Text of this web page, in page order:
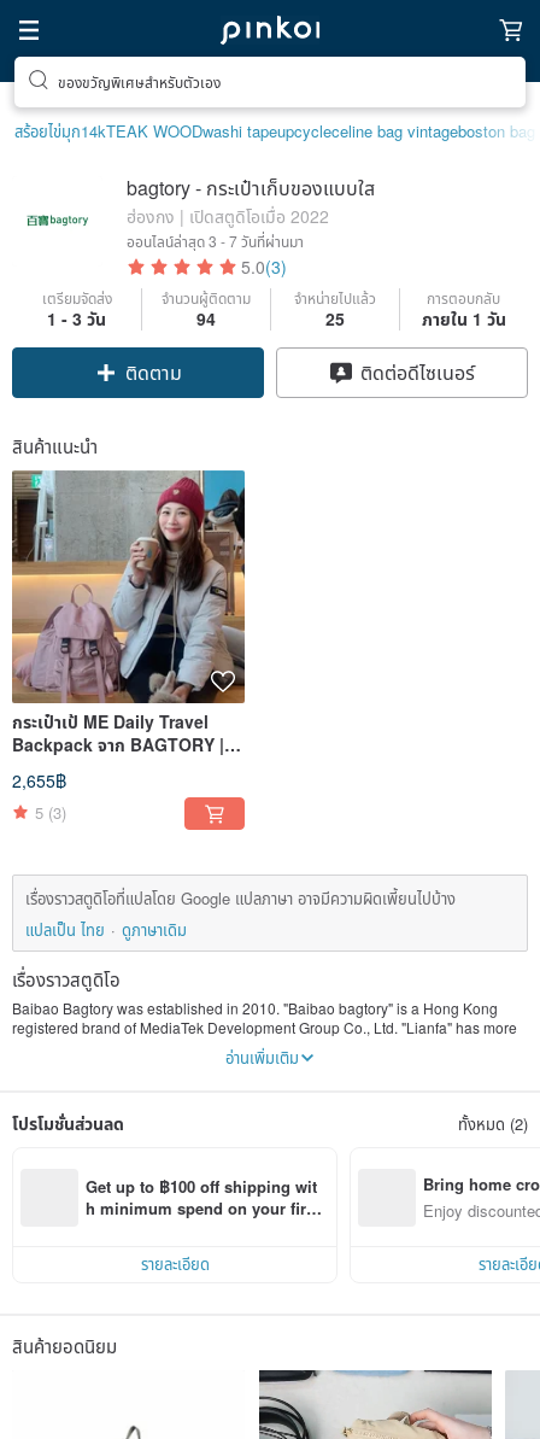
ของขวัญพิเศษสำหรับตัวเอง
สร้อยไข่มุก14kTEAK WOODwashi tapeupcycleceline bag vintageboston bag
bagtory - กระเป๋าเก็บของแบบใส
ฮ่องกง | เปิดสตูดิโอเมื่อ 2022
ออนไลน์ล่าสุด3 - 7 วันที่ผ่านมา
5.0(3)
เตรียมจัดส่ง
1 - 3 วัน
จำนวนผู้ติดตาม
94
จำหน่ายไปแล้ว
25
การตอบกลับ
ภายใน 1 วัน
ติดตาม ติดต่อดีไซเนอร์
สินค้าแนะนำ
กระเป๋าเป้ ME Daily Travel
Backpack จาก BAGTORY |
2,655฿
5 (3)
เรื่องราวสตูดิโอที่แปลโดย Google แปลภาษา อาจมีความผิดเพี้ยนไปบ้าง
แปลเป็น ไทย
ดูภาษาเดิม
เรื่องราวสตูดิโอ
Baibao Bagtory was established in 2010. "Baibao bagtory" is a Hong Kong
registered brand of MediaTek Development Group Co., Ltd. "Lianfa" has more
than 30 years of experience in the production of handbags and backpacks. It
has a factory in Shenzhen, China, and is managed and supervised by the head
a storage expert. He was troubled by the lack of suitable and high-quality
items and different storage spaces in the home require different storage
supplies. More importantly, it is necessary to "see through" so that you can find
what you want in the fastest and most convenient way! The storage series of
product "HD storage bag" is carefully and thoughtfully designed, practical and
greatly supported by users. In recent years, it has been popular in Taiwan and
Malaysia, and is strongly recommended by Internet celebrities and storage
อ่านเพิ่มเติม
โปรโมชั่นส่วนลด ทั้งหมด (2)
Get up to ฿100 off shipping wit
h minimum spend on your first
รายละเอียด
Bring home
n with ease
Enjoy
รายละเอี
สินค้ายอดนิยม